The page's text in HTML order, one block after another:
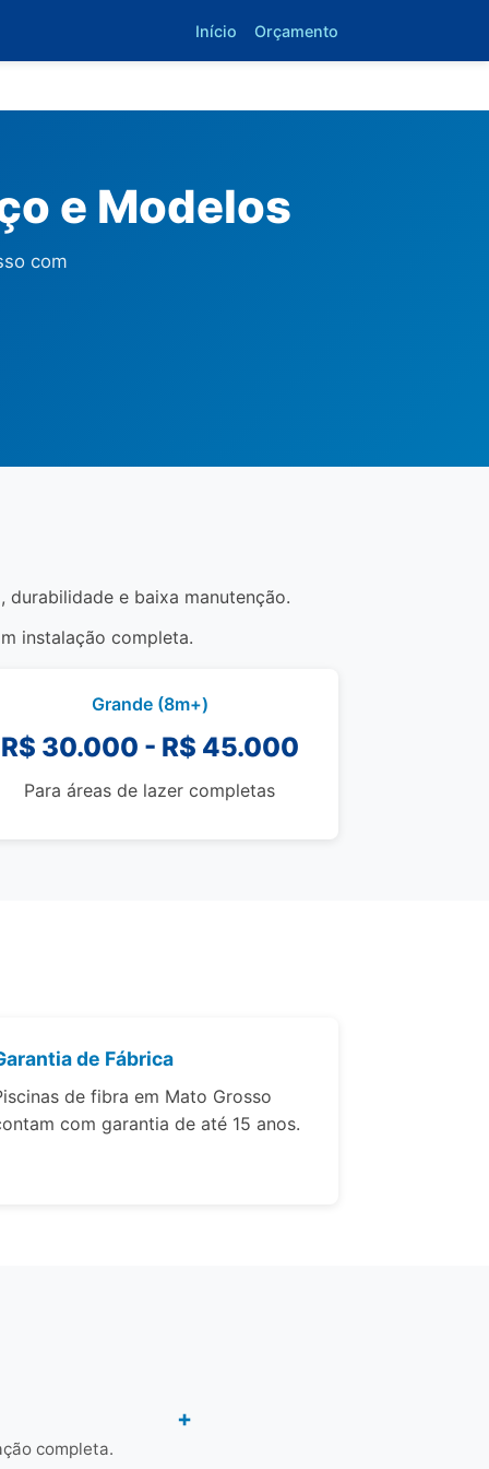
Início Orçamento
e Modelos
com
e baixa manutenção.
instalação completa.
Grande (8m+)
R$ 30.000 - R$ 45.000
Para áreas de lazer completas
de Fábrica
de fibra em Mato Grosso
com garantia de até 15 anos.
completa.